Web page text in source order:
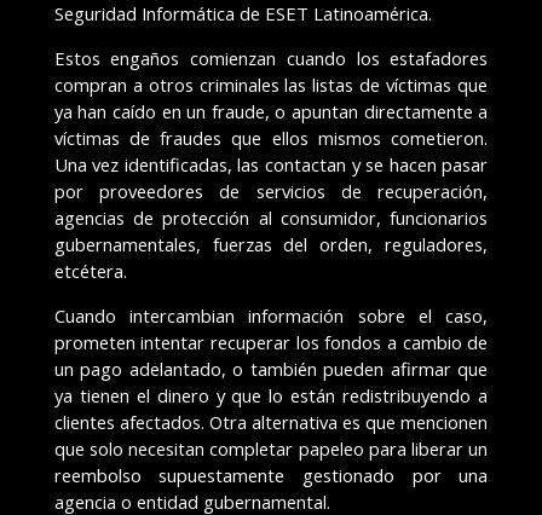
Seguridad Informática de ESET Latinoamérica.
Estos engaños comienzan cuando los estafadores
compran a otros criminales las listas de víctimas que
ya han caído en un fraude, o apuntan directamente a
víctimas de fraudes que ellos mismos cometieron.
Una vez identificadas, las contactan y se hacen pasar
por proveedores de servicios de recuperación,
agencias de protección al consumidor, funcionarios
gubernamentales, fuerzas del orden, reguladores,
etcétera.
Cuando intercambian información sobre el caso,
prometen intentar recuperar los fondos a cambio de
un pago adelantado, o también pueden afirmar que
ya tienen el dinero y que lo están redistribuyendo a
clientes afectados. Otra alternativa es que mencionen
que solo necesitan completar papeleo para liberar un
reembolso supuestamente gestionado por una
agencia o entidad gubernamental.